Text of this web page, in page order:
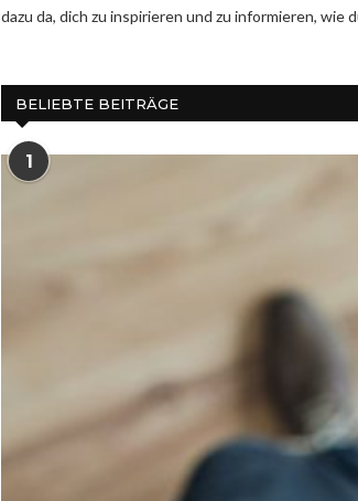
dazu da, dich zu inspirieren und zu informieren,
BELIEBTE BEITRÄGE
1